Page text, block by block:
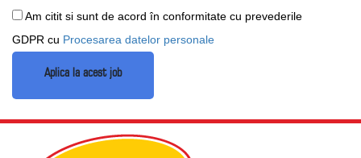
Am citit si sunt de acord în conformitate cu prevederile
GDPR cu Procesarea datelor personale